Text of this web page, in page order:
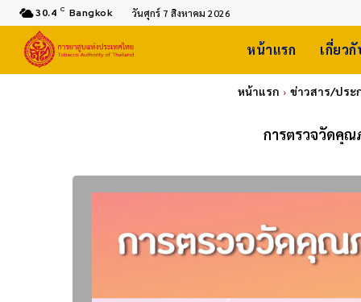
30.4 C Bangkok วันศุกร์ 7 สิงหาคม 2026
หน้าแรก เกี่ยว
หน้าแรก ข่าวสาร/ประ
การตรวจวัดคุณ